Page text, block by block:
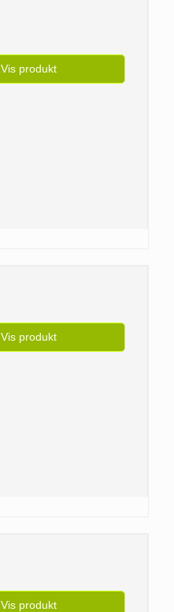
Vis produkt
Vis produkt
Vis produkt